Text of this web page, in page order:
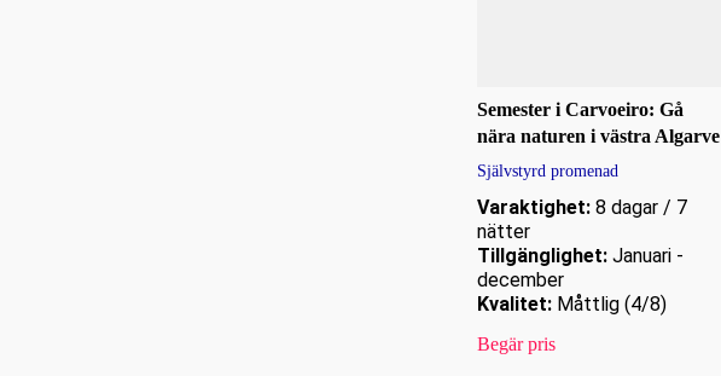
Semester i Carvoeiro: Gå
nära naturen i västra Algarve
Självstyrd promenad
Varaktighet: 8 dagar / 7
nätter
Tillgänglighet: Januari -
december
Kvalitet: Måttlig (4/8)
Begär pris